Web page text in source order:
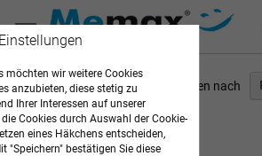
9Elemente
Sortieren nach
ARZTBEDARF
möchten wir weitere Cookies
anzubieten, diese stetig zu
Ihrer Interessen auf unserer
Cookies durch Auswahl der Cookie-
eines Häkchens entscheiden,
"Speichern" bestätigen Sie diese